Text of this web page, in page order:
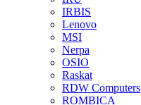
IRBIS
Lenovo
MSI
Nerpa
OSIO
Raskat
RDW Computers
ROMBICA